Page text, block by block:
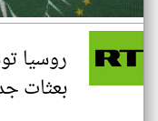
روسيا
بعثات جديدة